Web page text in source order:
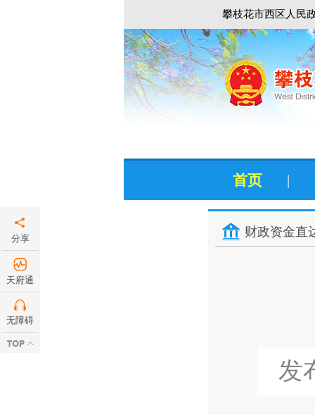
攀枝花市西区人民
首页 |
财政资金直
发
分享
天府通
无障碍